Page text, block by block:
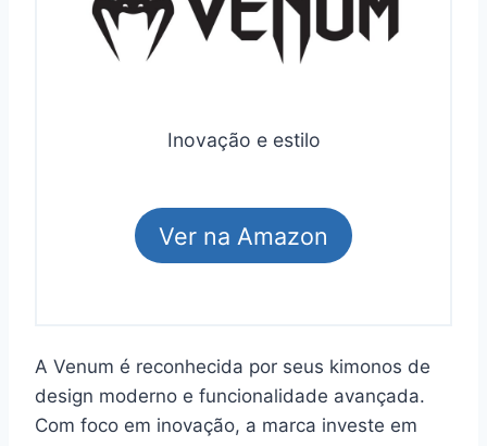
Inovação e estilo
Ver na Amazon
A Venum é reconhecida por seus kimonos de
design moderno e funcionalidade avançada.
Com foco em inovação, a marca investe em